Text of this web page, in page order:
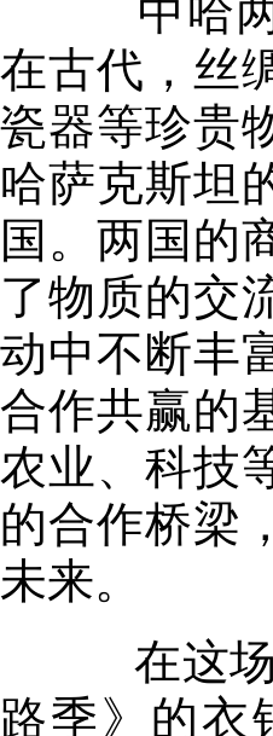
中哈两
在古代，丝
瓷器等珍贵
哈萨克斯坦
国。两国的
了物质的交
动中不断丰
合作共赢的
农业、科技
的合作桥梁
未来。
在这场
路季》的衣